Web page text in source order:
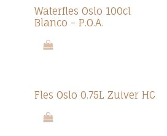
Waterfles Oslo 100cl
Blanco - P.O.A.
Fles Oslo 0.75L Zuiver HC